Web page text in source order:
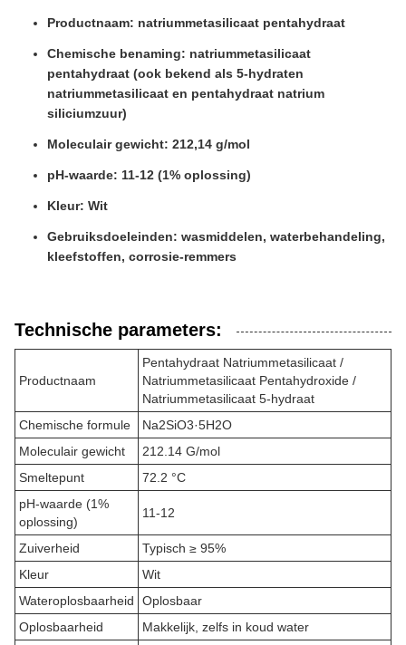
Productnaam: natriummetasilicaat pentahydraat
Chemische benaming: natriummetasilicaat
pentahydraat (ook bekend als 5-hydraten
natriummetasilicaat en pentahydraat natrium
siliciumzuur)
Moleculair gewicht: 212,14 g/mol
pH-waarde: 11-12 (1% oplossing)
Kleur: Wit
Gebruiksdoeleinden: wasmiddelen, waterbehandeling,
kleefstoffen, corrosie-remmers
Technische parameters:
Productnaam
Pentahydraat Natriummetasilicaat /
Natriummetasilicaat Pentahydroxide /
Natriummetasilicaat 5-hydraat
Chemische formule
Na2SiO3·5H2O
Moleculair gewicht
212.14 G/mol
Smeltepunt
72.2 °C
pH-waarde (1%
oplossing)
11-12
Zuiverheid
Typisch ≥ 95%
Kleur
Wit
Wateroplosbaarheid
Oplosbaar
Oplosbaarheid
Makkelijk, zelfs in koud water